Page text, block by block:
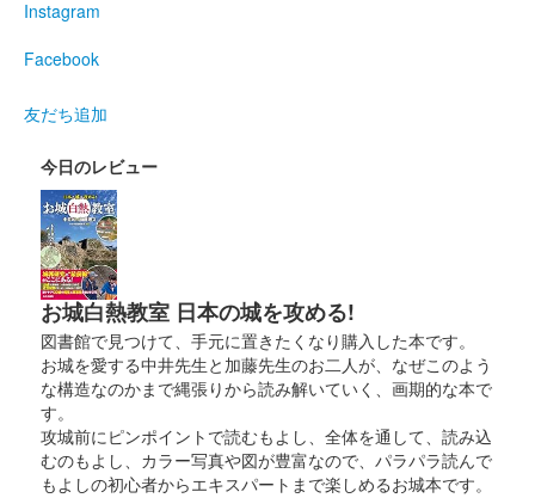
Instagram
Facebook
友だち追加
今日のレビュー
お城白熱教室 日本の城を攻める!
図書館で見つけて、手元に置きたくなり購入した本です。
お城を愛する中井先生と加藤先生のお二人が、なぜこのよう
な構造なのかまで縄張りから読み解いていく、画期的な本で
す。
攻城前にピンポイントで読むもよし、全体を通して、読み込
むのもよし、カラー写真や図が豊富なので、パラパラ読んで
もよしの初心者からエキスパートまで楽しめるお城本です。